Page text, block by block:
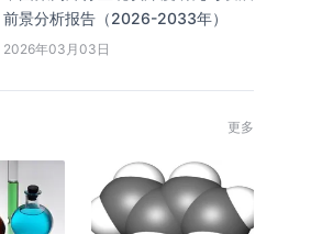
前景分析报告（2026-2033年）
2026年03月03日
更多